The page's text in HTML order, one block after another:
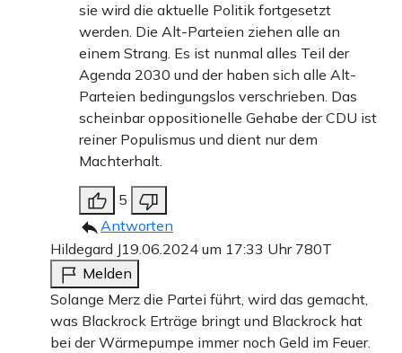
sie wird die aktuelle Politik fortgesetzt
werden. Die Alt-Parteien ziehen alle an
einem Strang. Es ist nunmal alles Teil der
Agenda 2030 und der haben sich alle Alt-
Parteien bedingungslos verschrieben. Das
scheinbar oppositionelle Gehabe der CDU ist
reiner Populismus und dient nur dem
Machterhalt.
5
Antworten
Hildegard J19.06.2024 um 17:33 Uhr 780T
Melden
Solange Merz die Partei führt, wird das gemacht,
was Blackrock Erträge bringt und Blackrock hat
bei der Wärmepumpe immer noch Geld im Feuer.